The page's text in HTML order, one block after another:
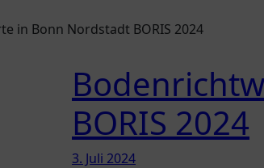
in Bonn Nordstadt BORIS 2024
BORIS 2024
3. Juli 2024